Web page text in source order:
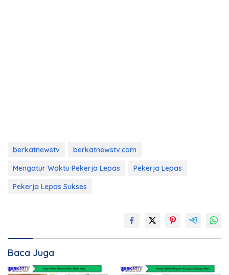
berkatnewstv
berkatnewstv.com
Mengatur Waktu Pekerja Lepas
Pekerja Lepas
Pekerja Lepas Sukses
Baca Juga